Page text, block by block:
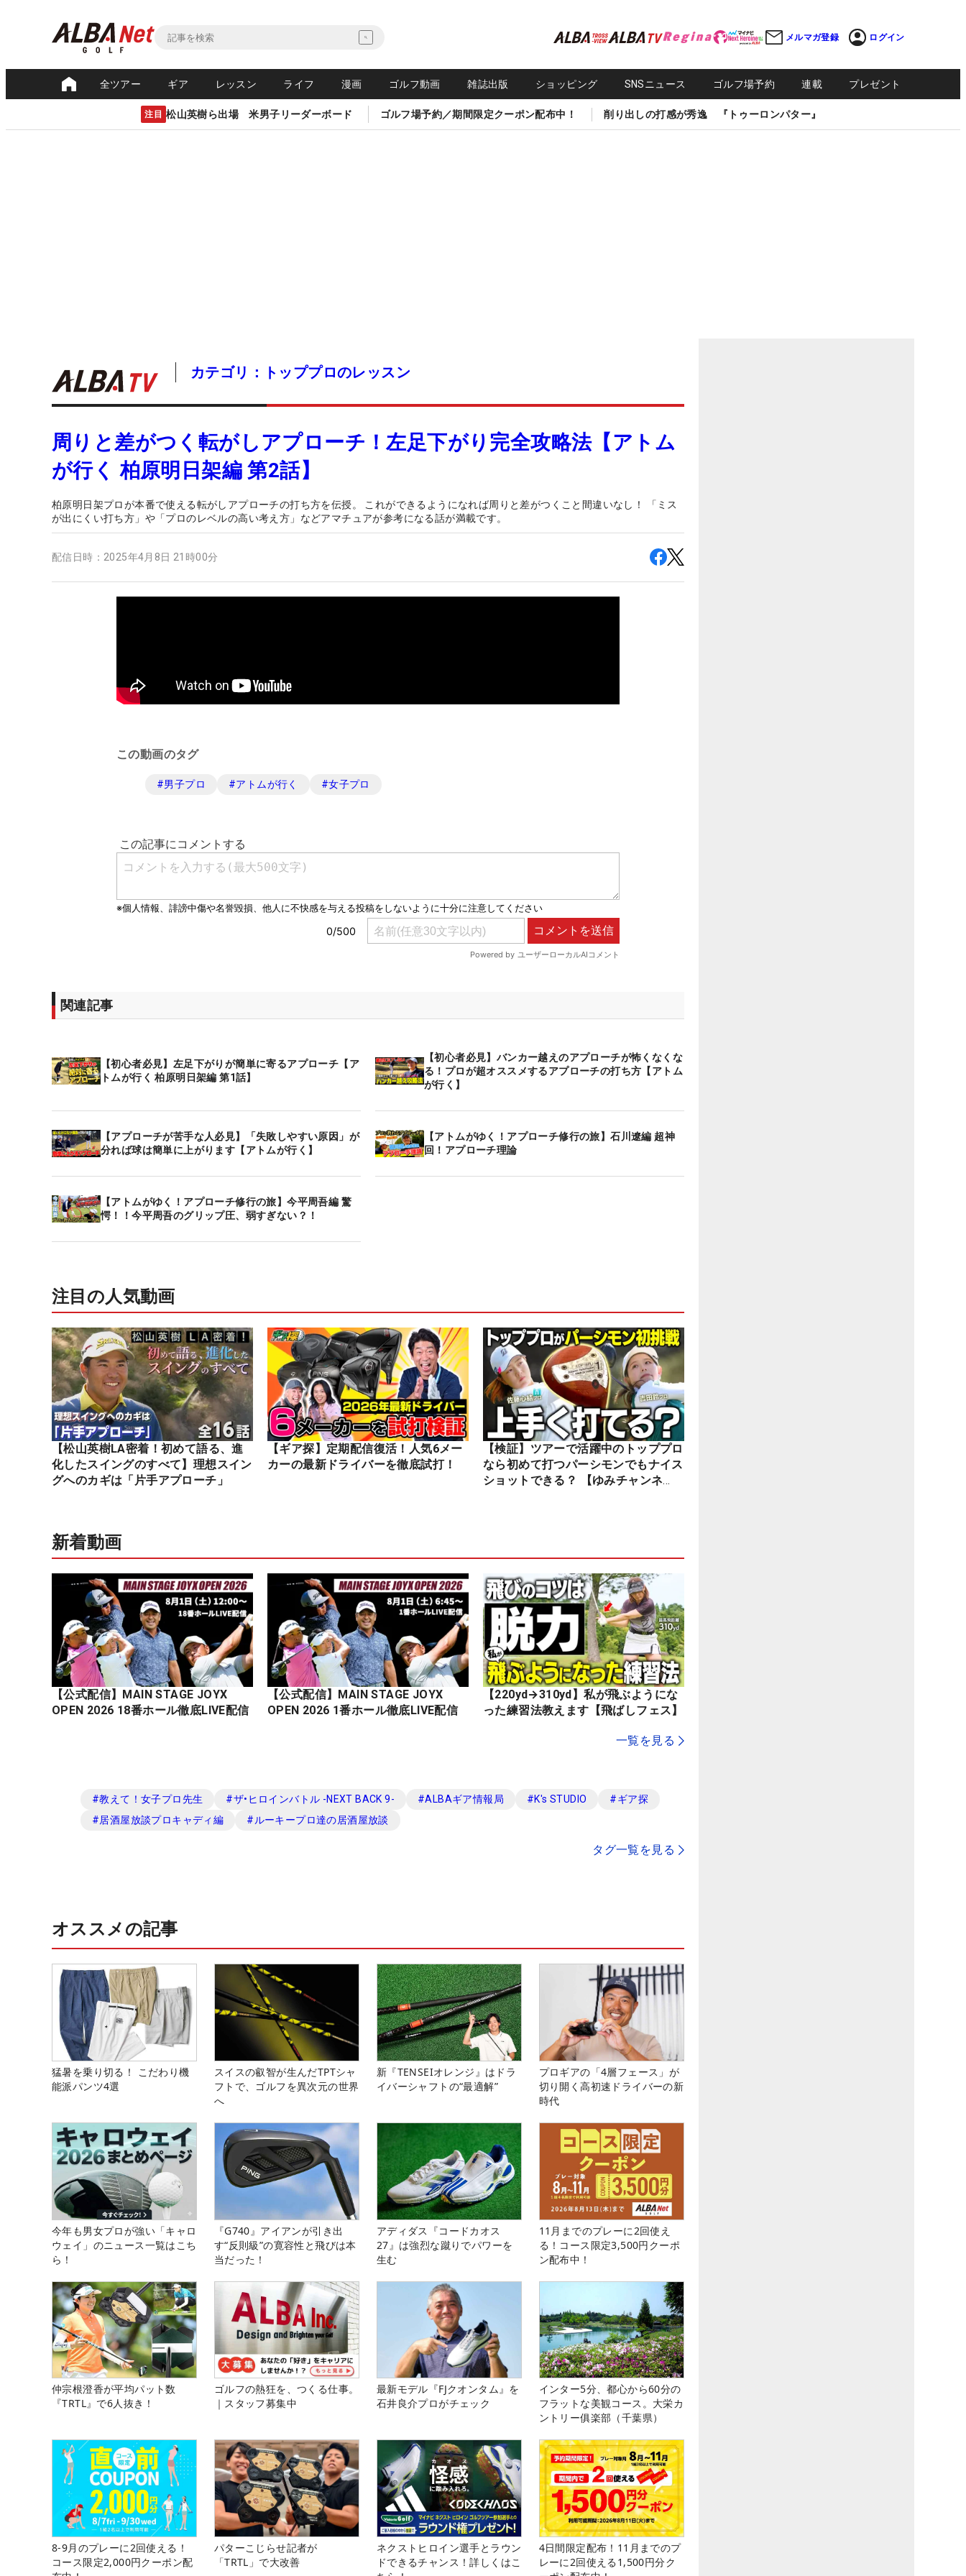
メルマガ登録 ログイン
全ツアー ギア レッスン ライフ 漫画 ゴルフ動画 雑誌出版 ショッピング SNSニュース ゴルフ場予約 連載 プレゼント
注目 松山英樹ら出場 米男子リーダーボード ゴルフ場予約／期間限定クーポン配布中！ 削り出しの打感が秀逸 『トゥーロンパター』
カテゴリ：トッププロのレッスン
周りと差がつく転がしアプローチ！左足下がり完全攻略法【アトム
が行く 柏原明日架編 第2話】
柏原明日架プロが本番で使える転がしアプローチの打ち方を伝授。 これができるようになれば周りと差がつくこと間違いなし！ 「ミス
が出にくい打ち方」や「プロのレベルの高い考え方」などアマチュアが参考になる話が満載です。
配信日時： 2025年4月8日 21時00分
この動画のタグ
#男子プロ #アトムが行く #女子プロ
関連記事
【初心者必見】左足下がりが簡単に寄るアプローチ【ア
トムが行く 柏原明日架編 第1話】
【初心者必見】バンカー越えのアプローチが怖くなくな
る！プロが超オススメするアプローチの打ち方【アトム
が行く】
【アプローチが苦手な人必見】「失敗しやすい原因」が
分れば球は簡単に上がります【アトムが行く】
【アトムがゆく！アプローチ修行の旅】石川遼編 超神
回！アプローチ理論
【アトムがゆく！アプローチ修行の旅】今平周吾編 驚
愕！！今平周吾のグリップ圧、弱すぎない？！
注目の人気動画
【松山英樹LA密着！初めて語る、進
化したスイングのすべて】理想スイン
グへのカギは「片手アプローチ」
【ギア探】定期配信復活！人気6メー
カーの最新ドライバーを徹底試打！
【検証】ツアーで活躍中のトッププロ
なら初めて打つパーシモンでもナイス
ショットできる？ 【ゆみチャンネ
新着動画
【公式配信】MAIN STAGE JOYX
OPEN 2026 18番ホール徹底LIVE配信
【公式配信】MAIN STAGE JOYX
OPEN 2026 1番ホール徹底LIVE配信
【220yd→310yd】私が飛ぶようにな
った練習法教えます【飛ばしフェス】
一覧を見る
#教えて！女子プロ先生 #ザ•ヒロインバトル -NEXT BACK 9- #ALBAギア情報局 #K's STUDIO #ギア探
#居酒屋放談プロキャディ編 #ルーキープロ達の居酒屋放談
タグ一覧を見る
オススメの記事
猛暑を乗り切る！ こだわり機
能派パンツ4選
スイスの叡智が生んだTPTシャ
フトで、ゴルフを異次元の世界
へ
新『TENSEIオレンジ』はドラ
イバーシャフトの“最適解”
プロギアの「4層フェース」が
切り開く高初速ドライバーの新
時代
今年も男女プロが強い「キャロ
ウェイ」のニュース一覧はこち
ら！
『G740』アイアンが引き出
す“反則級”の寛容性と飛びは本
当だった！
アディダス『コードカオス
27』は強烈な蹴りでパワーを
生む
11月までのプレーに2回使え
る！コース限定3,500円クーポ
ン配布中！
仲宗根澄香が平均パット数
『TRTL』で6人抜き！
ゴルフの熱狂を、つくる仕事。
｜スタッフ募集中
最新モデル『FJクオンタム』を
石井良介プロがチェック
インター5分、都心から60分の
フラットな美観コース。大栄カ
ントリー俱楽部（千葉県）
8-9月のプレーに2回使える！
コース限定2,000円クーポン配
パターこじらせ記者が
「TRTL」で大改善
ネクストヒロイン選手とラウン
ドできるチャンス！詳しくはこ
4日間限定配布！11月までのプ
レーに2回使える1,500円分ク